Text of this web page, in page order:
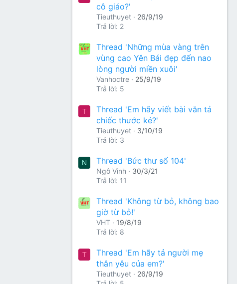
cô giáo?'
Tieuthuyet
26/9/19
Trả lời: 2
Thread 'Những mùa vàng trên
vùng cao Yên Bái đẹp đến nao
lòng người miền xuôi'
Vanhoctre
25/9/19
Trả lời: 5
T
Thread 'Em hãy viết bài văn tả
chiếc thước kẻ?'
Tieuthuyet
3/10/19
Trả lời: 3
N Thread 'Bức thư số 104'
Ngô Vinh
30/3/21
Trả lời: 11
Thread 'Không từ bỏ, không bao
giờ từ bỏ!'
VHT
19/8/19
Trả lời: 8
T
Thread 'Em hãy tả người mẹ
thân yêu của em?'
Tieuthuyet
26/9/19